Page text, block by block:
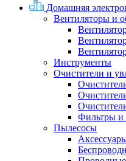
Домашняя
Вентиляторы и
Инструменты
Очистители и
Фильтры и
Пылесосы